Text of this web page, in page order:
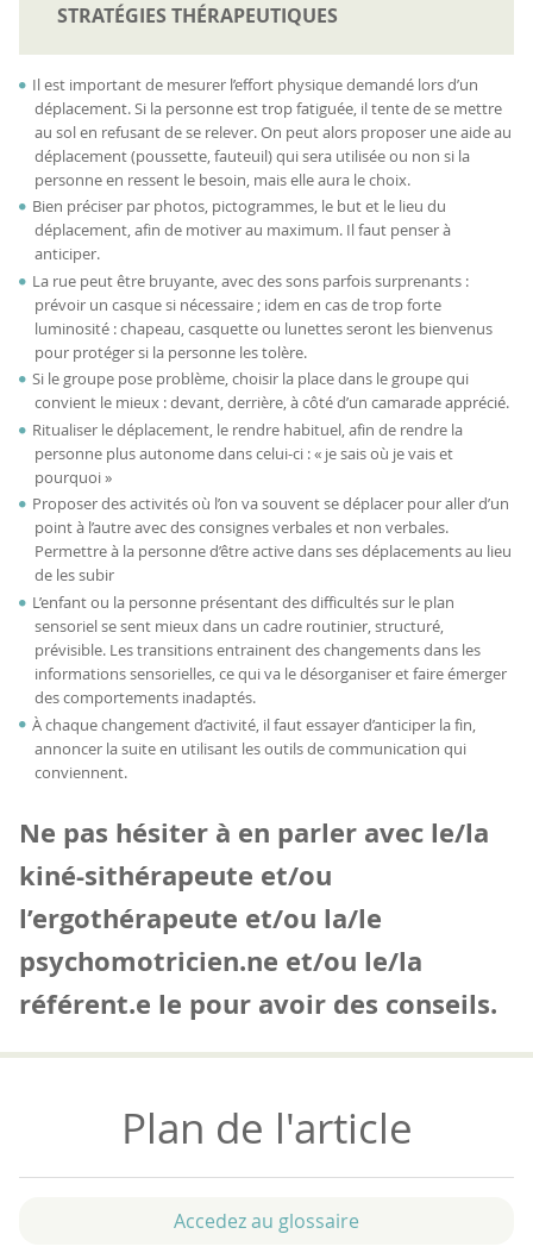
Plan de l'article
Accedez au glossaire
STRATÉGIES THÉRAPEUTIQUES
Il est important de mesurer l’effort physique demandé lors d’un
déplacement. Si la personne est trop fatiguée, il tente de se mettre
au sol en refusant de se relever. On peut alors proposer une aide au
déplacement (poussette, fauteuil) qui sera utilisée ou non si la
personne en ressent le besoin, mais elle aura le choix.
Bien préciser par photos, pictogrammes, le but et le lieu du
déplacement, afin de motiver au maximum. Il faut penser à
anticiper.
La rue peut être bruyante, avec des sons parfois surprenants :
prévoir un casque si nécessaire ; idem en cas de trop forte
luminosité : chapeau, casquette ou lunettes seront les bienvenus
pour protéger si la personne les tolère.
Si le groupe pose problème, choisir la place dans le groupe qui
convient le mieux : devant, derrière, à côté d’un camarade apprécié.
Ritualiser le déplacement, le rendre habituel, afin de rendre la
personne plus autonome dans celui-ci : « je sais où je vais et
pourquoi »
Proposer des activités où l’on va souvent se déplacer pour aller d’un
point à l’autre avec des consignes verbales et non verbales.
Permettre à la personne d’être active dans ses déplacements au lieu
de les subir
L’enfant ou la personne présentant des difficultés sur le plan
sensoriel se sent mieux dans un cadre routinier, structuré,
prévisible. Les transitions entrainent des changements dans les
informations sensorielles, ce qui va le désorganiser et faire émerger
des comportements inadaptés.
À chaque changement d’activité, il faut essayer d’anticiper la fin,
annoncer la suite en utilisant les outils de communication qui
conviennent.
Ne pas hésiter à en parler avec le/la
kiné-sithérapeute et/ou
l’ergothérapeute et/ou la/le
psychomotricien.ne et/ou le/la
référent.e le pour avoir des conseils.